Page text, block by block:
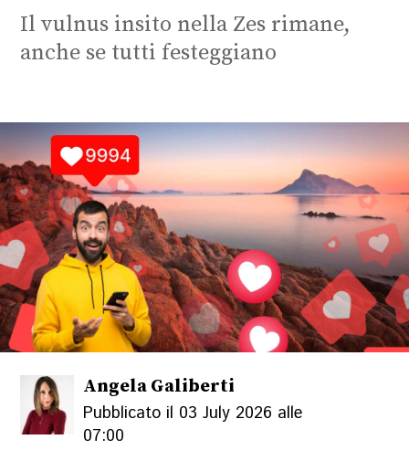
Il vulnus insito nella Zes rimane,
anche se tutti festeggiano
Angela Galiberti
Pubblicato il 03 July 2026 alle
07:00